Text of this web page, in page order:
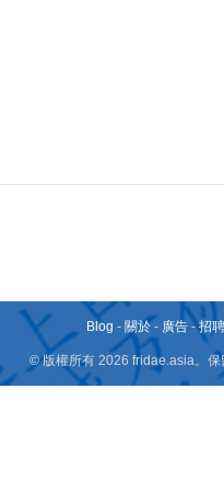
Blog - 關於 - 廣告 -招
© 版權所有 2026 fridae.asia。